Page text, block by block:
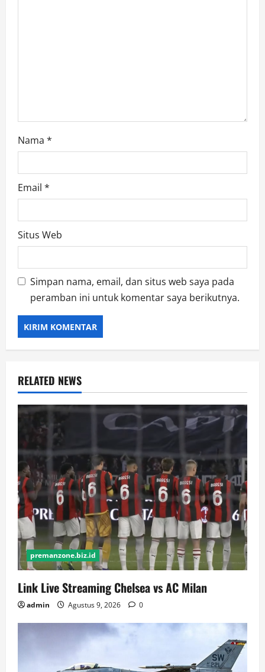
Nama *
Email *
Situs Web
Simpan nama, email, dan situs web saya pada
peramban ini untuk komentar saya berikutnya.
RELATED NEWS
premanzone.biz.id
Link Live Streaming Chelsea vs AC Milan
admin Agustus 9, 2026 0